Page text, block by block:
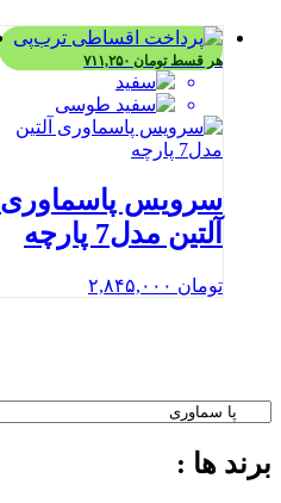
هر قسطتومان
سرویس پاسماوری
آلتین مدل7 پارچه
تومان
برند ها :